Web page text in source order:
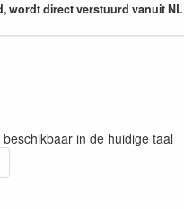
wordt direct verstuurd vanuit NL
in de huidige taal